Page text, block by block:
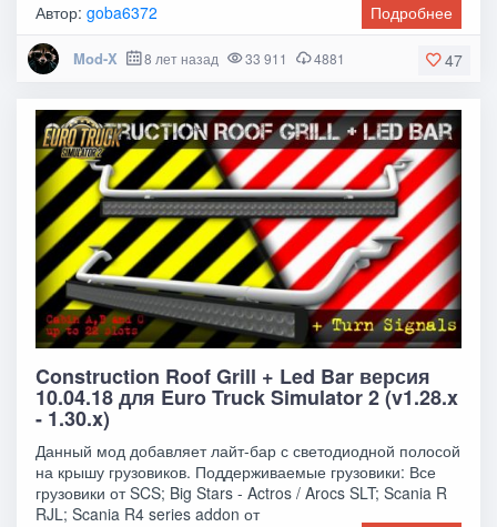
Автор:goba6372 Подробнее
47
Mod-X 8 лет назад 33 911 4881
Construction Roof Grill + Led Bar версия
10.04.18 для Euro Truck Simulator 2 (v1.28.x
- 1.30.x)
Данный мод добавляет лайт-бар с светодиодной полосой
на крышу грузовиков. Поддерживаемые грузовики: Все
грузовики от SCS; Big Stars - Actros / Arocs SLT; Scania R
RJL; Scania R4 series addon от